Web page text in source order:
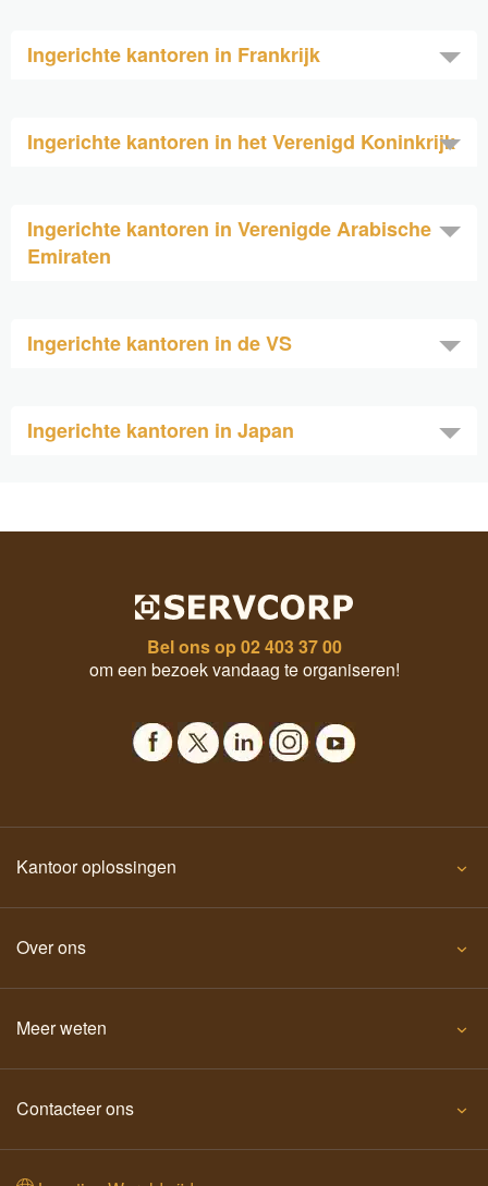
Ingerichte kantoren in Frankrijk
Ingerichte kantoren in het Verenigd Koninkrijk
Ingerichte kantoren in Verenigde Arabische
Emiraten
Ingerichte kantoren in de VS
Ingerichte kantoren in Japan
Bel ons op 02 403 37 00
om een bezoek vandaag te organiseren!
Kantoor oplossingen
Over ons
Meer weten
Contacteer ons